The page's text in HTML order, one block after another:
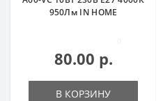
950Лм IN HOME
80.00 р.
В КОРЗИНУ